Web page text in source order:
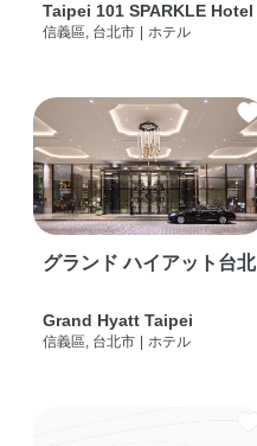
Taipei 101 SPARKLE Hotel
信義區, 台北市 ホテル
グランド ハイアット台北
Grand Hyatt Taipei
信義區, 台北市 ホテル